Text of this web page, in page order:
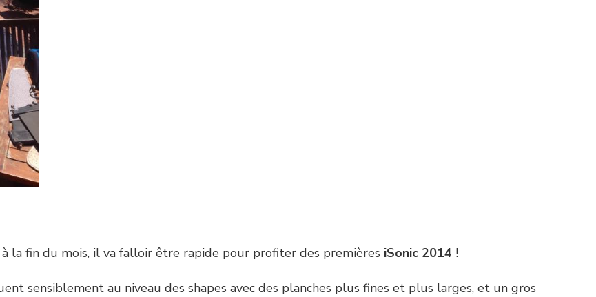
la fin du mois, il va falloir être rapide pour profiter des premières iSonic 2014 !
sensiblement au niveau des shapes avec des planches plus fines et plus larges, et un gros